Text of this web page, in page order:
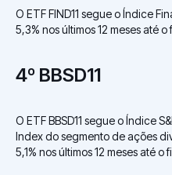
O ETF FIND11 segue o Índice
5,3% nos últimos 12 meses até
4º BBSD11
O ETF BBSD11 segue o Índice
Index do segmento de ações
5,1% nos últimos 12 meses até